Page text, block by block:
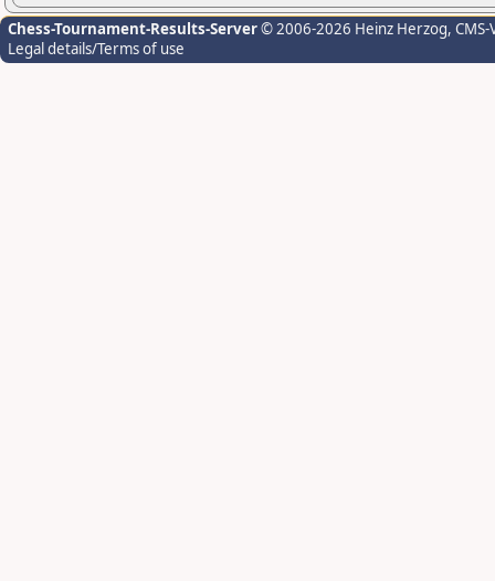
Chess-Tournament-Results-Server© 2006-2026 Heinz Herzog,
Legal details/Terms of use